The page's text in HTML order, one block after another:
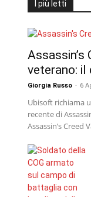
I più letti
Assassin’s
veterano: il
Giorgia Russo - 6
Ubisoft richiama
recente di
Assassin’s